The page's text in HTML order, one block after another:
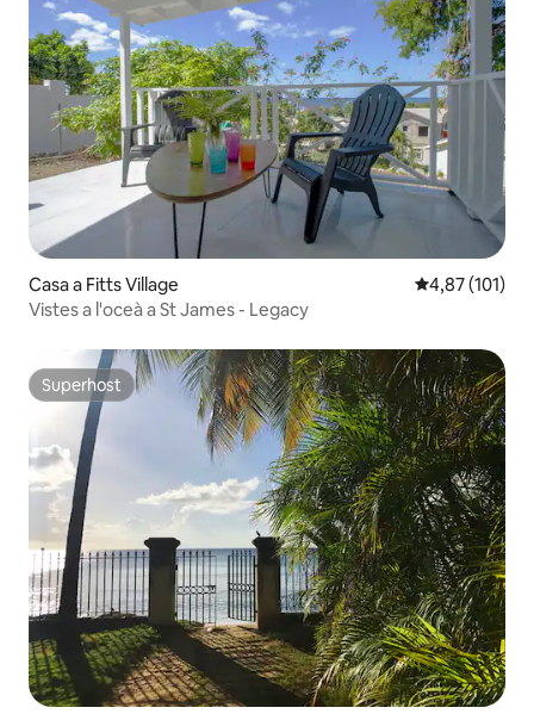
Casa a Fitts Village 4,87 de
4,87 (101)
Vistes a l'oceà a St James - Legacy
Superhost
Superhost